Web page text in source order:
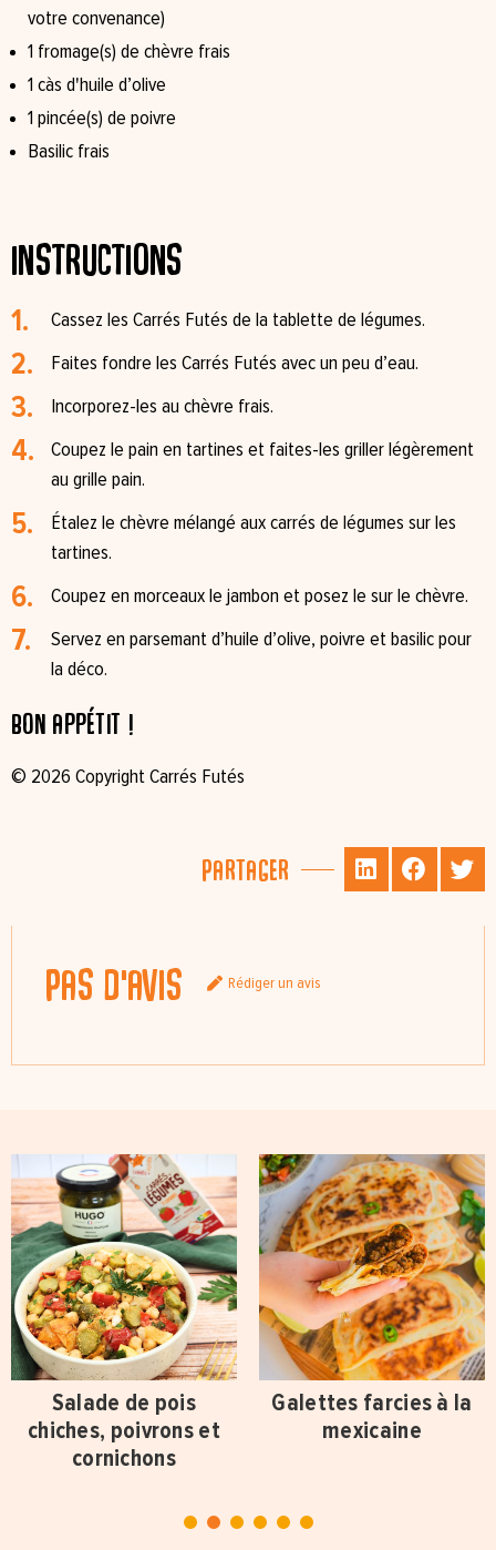
votre convenance)
1 fromage(s) de chèvre frais
1 càs d'huile d’olive
1 pincée(s) de poivre
Basilic frais
Instructions
Cassez les Carrés Futés de la tablette de légumes.
Faites fondre les Carrés Futés avec un peu d’eau.
Incorporez-les au chèvre frais.
Coupez le pain en tartines et faites-les griller légèrement
au grille pain.
Étalez le chèvre mélangé aux carrés de légumes sur les
tartines.
Coupez en morceaux le jambon et posez le sur le chèvre.
Servez en parsemant d’huile d’olive, poivre et basilic pour
la déco.
Bon appétit !
© 2026 Copyright Carrés Futés
Partager
Pas d'avis Rédiger un avis
Salade de pois
chiches, poivrons et
cornichons
Galettes farcies à la
mexicaine
3 4 5 6